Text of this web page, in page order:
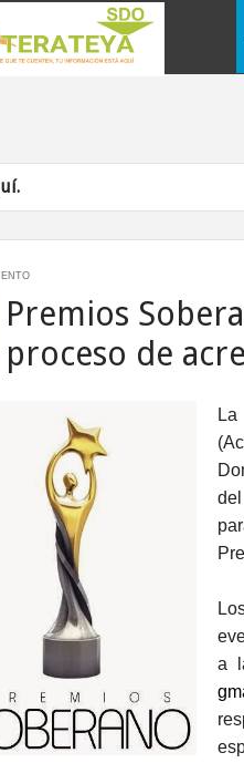
Premios
proceso de
a